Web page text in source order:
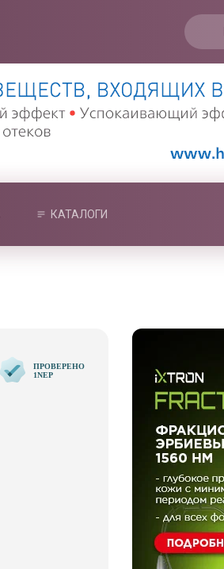
КАТАЛОГИ
ПРОВЕРЕНО
1NEP